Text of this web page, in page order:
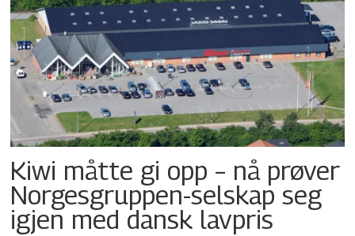
Kiwi måtte gi opp – nå prøver
Norgesgruppen-selskap seg
igjen med dansk lavpris